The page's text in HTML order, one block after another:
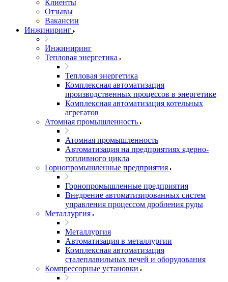
Клиенты
Отзывы
Вакансии
Инжиниринг
Инжиниринг
Тепловая энергетика
Тепловая энергетика
Комплексная автоматизация
производственных процессов в энергетике
Комплексная автоматизация котельных
агрегатов
Атомная промышленность
Атомная промышленность
Автоматизация на предприятиях ядерно-
топливного цикла
Горнопромышленные предприятия
Горнопромышленные предприятия
Внедрение автоматизированных систем
управления процессом дробления руды
Металлургия
Металлургия
Автоматизация в металлургии
Комплексная автоматизация
сталеплавильных печей и оборудования
Компрессорные установки